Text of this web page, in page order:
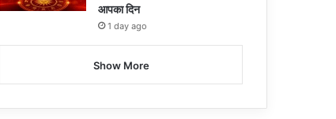
आपका दिन
1 day ago
Show More